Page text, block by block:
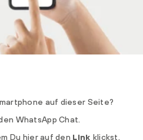
auf dieser Seite?
WhatsApp Chat.
Du hier auf den Link klickst.